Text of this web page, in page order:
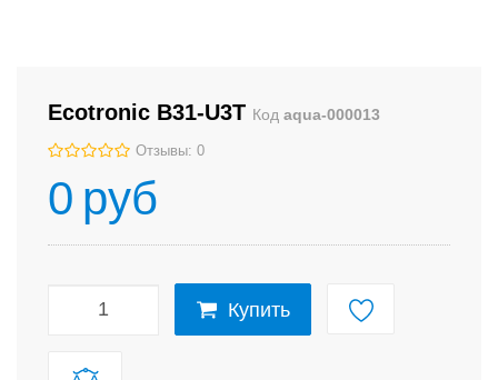
Ecotronic B31-U3T Код aqua-000013
Отзывы: 0
0 руб
Купить